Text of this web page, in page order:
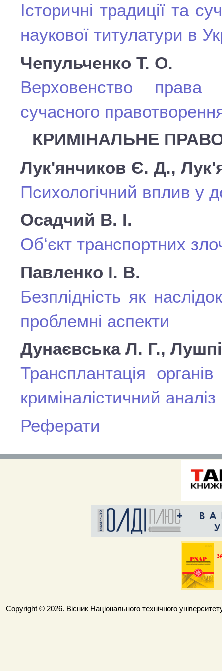
Історичні традиції та
наукової титулатури в
Чепульченко Т. О.
Верховенство
сучасного
КРИМІНАЛЬНЕ
Лук'янчиков Є. Д.,
Психологічний вплив у
Осадчий В. І.
Об‘єкт транспортних
Павленко І. В.
Безплідність як
проблемні аспекти
Дунаєвська Л. Г.,
Трансплантація
криміналістичний аналіз
Реферати
Copyright © 2026. Вісник Національного технічного